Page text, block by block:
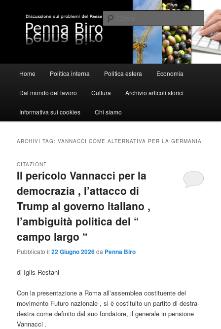
contenuto
principale
contenuto
secondarioPennabiro
Cerca
principale
Home Politica interna Politica estera Economia
Dal mondo del lavoro Cultura Archivio articoli storici
Informativa sui cookies Chi siamo
ARCHIVI TAG:VANNACCI COME ALTERNATIVA PER LA GERMANIA
Il pericolo Vannacci per la
democrazia , l’attacco di
Trump al governo italiano ,
l’ambiguità politica del “
campo largo “
CITAZIONE
Pubblicato il22 Giugno 2026da Penna Biro
di Iglis Restani
Con la presentazione a Roma all’assemblea costituente del
movimento Futuro nazionale , si è costituito un partito di destra-
destra come definito dal suo fondatore, il generale in pensione
Vannacci .